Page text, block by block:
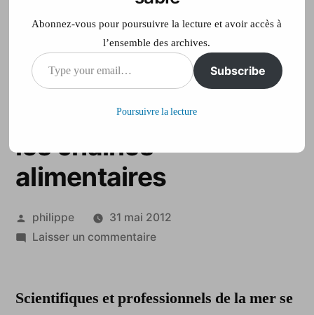
Les déchets marins
pourraient contaminer
les chaines
alimentaires
Publié
par
philippe
31 mai 2012
Laisser un commentairesur
marins
Scientifiques et professionnels de la mer se
Abonnez-vous pour poursuivre la lecture et avoir accès à
l’ensemble des archives.
Type
your
Subscribe
Poursuivre la lecture